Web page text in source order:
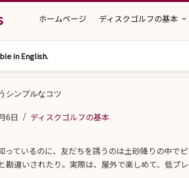
ホームページ ディスクゴルフの基本
in English.
シンプルなコツ
6日 ディスクゴルフの基本
っているのに、友だちを誘うのは土砂降りの中で
勘違いされたり。実際は、屋外で楽しめて、低プ